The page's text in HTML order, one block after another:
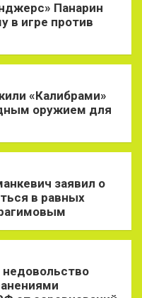
Панарин
в игре против
«Калибрами»
оружием для
заявил о
в равных
недовольство